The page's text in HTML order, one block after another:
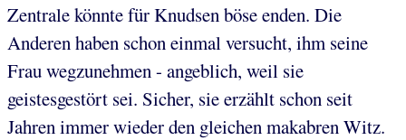
Zentrale könnte für Knudsen böse enden. Die
Anderen haben schon einmal versucht, ihm seine
Frau wegzunehmen - angeblich, weil sie
geistesgestört sei. Sicher, sie erzählt schon seit
Jahren immer wieder den gleichen makabren Witz.